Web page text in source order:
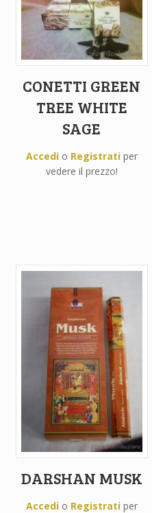
CONETTI GREEN
TREE WHITE
SAGE
Accedio Registratiper
vedere il prezzo!
DARSHAN MUSK
Accedio Registratiper